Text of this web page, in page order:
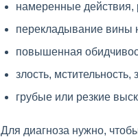
намеренные
перекладывание вины
повышенная
злость, мстительность,
грубые или резкие
Для диагноза нужно,